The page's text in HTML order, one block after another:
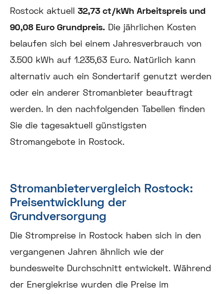
Rostock aktuell 32,73 ct/kWh Arbeitspreis und
90,08 Euro Grundpreis. Die jährlichen Kosten
belaufen sich bei einem Jahresverbrauch von
3.500 kWh auf 1.235,63 Euro. Natürlich kann
alternativ auch ein Sondertarif genutzt werden
oder ein anderer Stromanbieter beauftragt
werden. In den nachfolgenden Tabellen finden
Sie die tagesaktuell günstigsten
Stromangebote in Rostock.
Stromanbietervergleich Rostock:
Preisentwicklung der
Grundversorgung
Die Strompreise in Rostock haben sich in den
vergangenen Jahren ähnlich wie der
bundesweite Durchschnitt entwickelt. Während
der Energiekrise wurden die Preise im